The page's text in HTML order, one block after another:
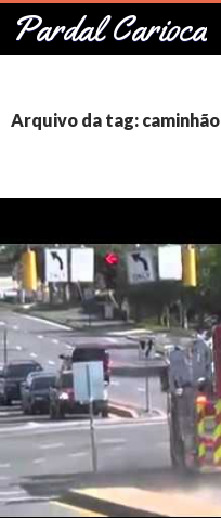
Pardal Carioca
Pesquisar
PULAR
CONTEÚDO
Arquivo da tag: caminhão